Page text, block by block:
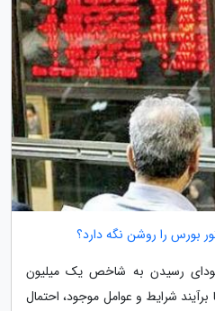
بورس را روشن نگه دارد؟
رسیدن به شاخص یک میلیون
شرایط و عوامل موجود، احتمال